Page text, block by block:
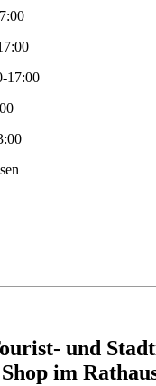
17:00
und
im